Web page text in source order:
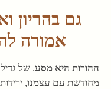
גם בהריון
אמורה
ההורות היא מסע. של
מחודשת עם עצמנו, ירידות